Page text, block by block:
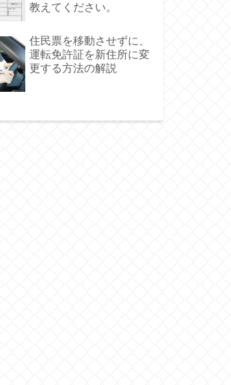
教えてください。
住民票を移動させずに、
運転免許証を新住所に変
更する方法の解説